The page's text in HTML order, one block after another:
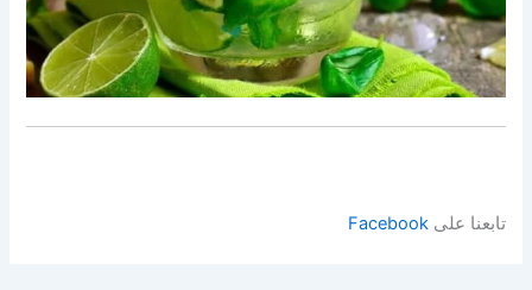
تابعنا علىFacebook